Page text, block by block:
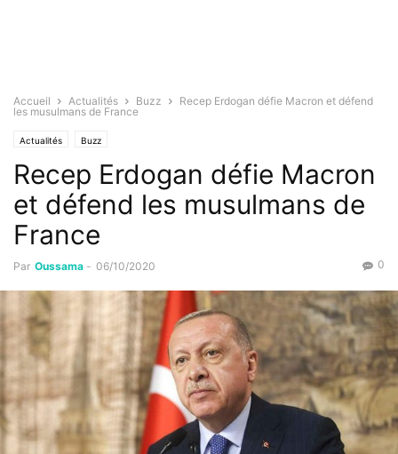
Accueil Actualités Buzz
Recep Erdogan défie Macron et défend
les musulmans de France
Actualités Buzz
Recep Erdogan défie Macron
et défend les musulmans de
France
Par Oussama - 06/10/2020 0